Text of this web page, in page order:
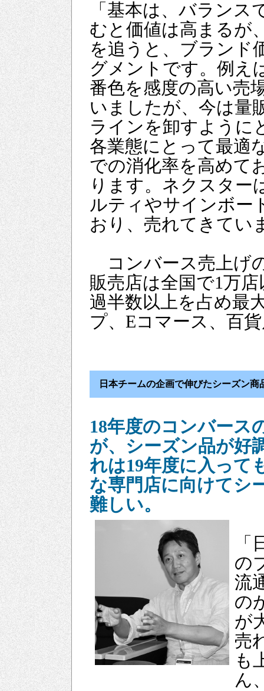
「基本は、バラン
むと価値は高まるが
を追うと、ブランド
グメントです。例え
番色を感度の高い売
いましたが、今は量
ラインを卸すように
各業態にとって最適
での消化率を高めて
ります。ネクスター
ルティやサインボー
おり、売れてきてい
コンバース売上げ
販売店は全国で1万
過半数以上を占め最
プ、Eコマース、百
日本チームの企画で伸びたシーズン商
18年度のコンバース
が、シーズン品が好
れは19年度に入って
な専門店に向けてシ
難しい。
の
流
の
が
売
も
ん